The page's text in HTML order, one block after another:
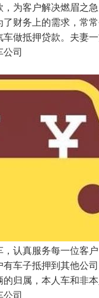
为客户解决燃眉之急
财务上的需求，常
做抵押贷款。夫妻
公司
认真服务每一位客户
车子抵押到其他公
归属，本人车和非
公司